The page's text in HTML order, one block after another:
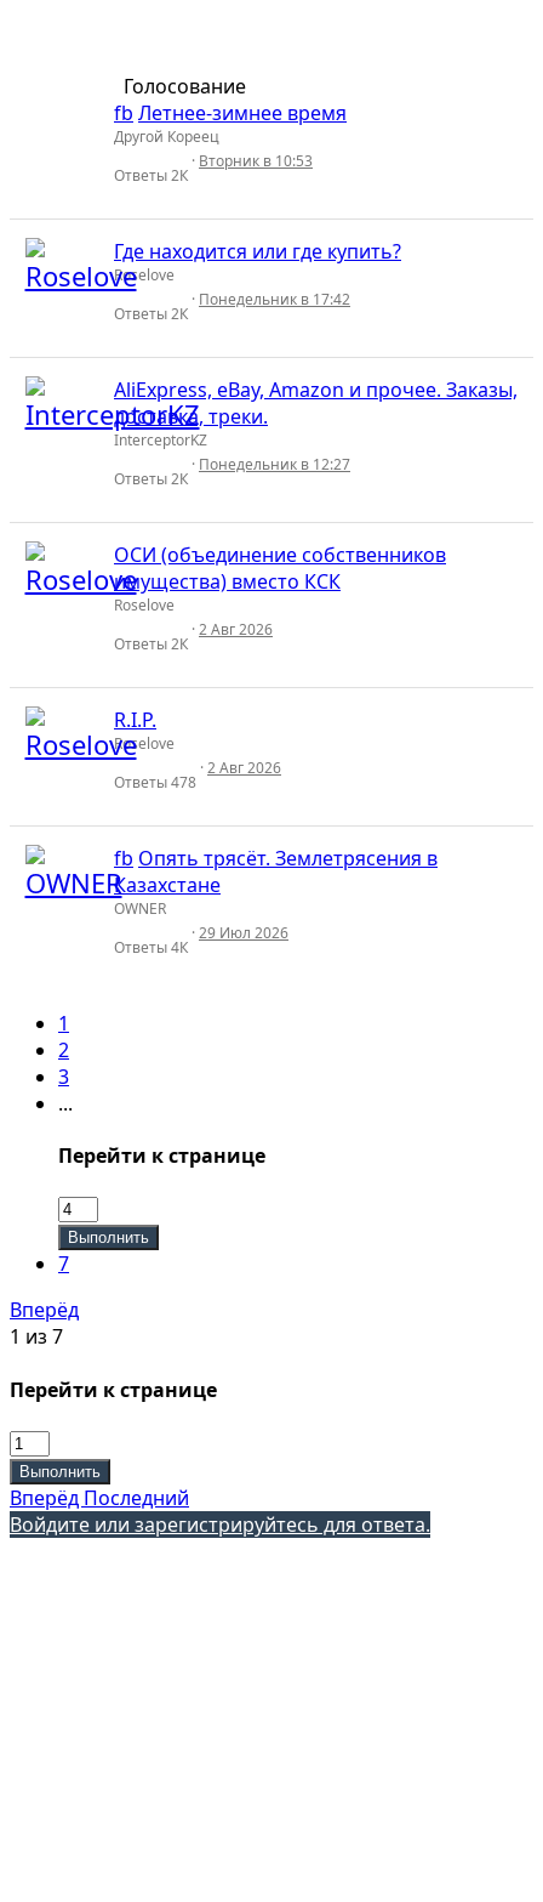
Голосование
fb Летнее-зимнее время
Другой Кореец
Ответы2К
Вторник в 10:53
Где находится или где купить?
Roselove
Ответы2К
Понедельник в 17:42
AliExpress, eBay, Amazon и прочее. Заказы,
доставка, треки.
InterceptorKZ
Ответы2К
Понедельник в 12:27
ОСИ (объединение собственников
имущества) вместо КСК
Roselove
Ответы2К
2 Авг 2026
R.I.P.
Roselove
Ответы478
2 Авг 2026
fb Опять трясёт. Землетрясения в
Казахстане
OWNER
Ответы4К
29 Июл 2026
1
2
3
...
Перейти к странице
Выполнить
7
Вперёд
1 из 7
Перейти к странице
Выполнить
Вперёд Последний
Войдите или зарегистрируйтесь для ответа.